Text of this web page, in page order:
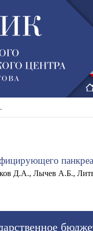
Д.А., Лычев А.Б.,